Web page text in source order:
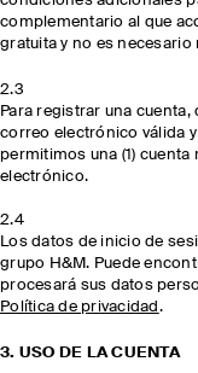
complementario al que
gratuita y no es
2.3
Para registrar una
correo electrónico válida
permitimos una (1)
electrónico.
2.4
Los datos de inicio de
grupo H&M. Puede
procesará sus datos
Política de privacidad .
3. USO DE LA CUENTA